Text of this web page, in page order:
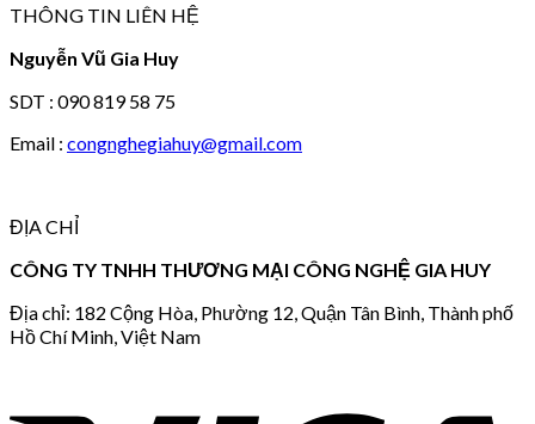
THÔNG TIN LIÊN HỆ
Nguyễn Vũ Gia Huy
SDT : 090 819 58 75
Email : congnghegiahuy@gmail.com
ĐỊA CHỈ
CÔNG TY TNHH THƯƠNG MẠI CÔNG NGHỆ GIA HUY
Địa chỉ: 182 Cộng Hòa, Phường 12, Quận Tân Bình, Thành phố
Hồ Chí Minh, Việt Nam